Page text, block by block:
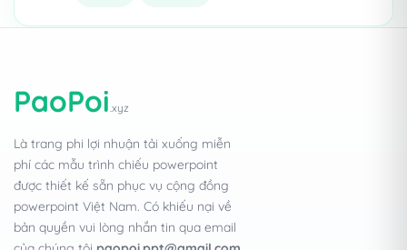
PaoPoi.xyz
Là trang phi lợi nhuận tải xuống miễn
phí các mẫu trình chiếu powerpoint
được thiết kế sẵn phục vụ cộng đồng
powerpoint Việt Nam. Có khiếu nại về
bản quyền vui lòng nhắn tin qua email